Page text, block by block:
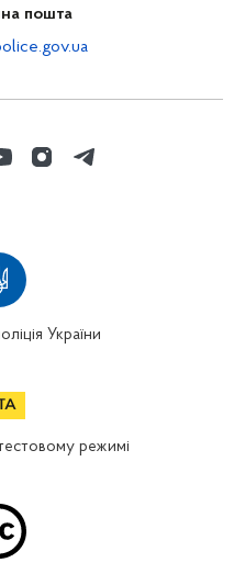
пошта
України
режимі